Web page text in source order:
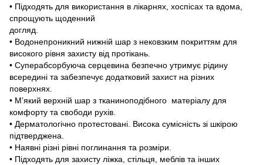
• Підходять для використання в лікарнях, хоспісах та вдома,
спрощують щоденний
догляд.
• Водонепроникний нижній шар з нековзким покриттям для
високого рівня захисту від протікань.
• Суперабсорбуюча серцевина безпечно утримує рідину
всередині та забезпечує додатковий захист на різних
поверхнях.
• М’який верхній шар з тканиноподібного матеріалу для
комфорту та свободи рухів.
• Дерматологічно протестовані. Висока сумісність зі шкірою
підтверджена.
• Наявні різні рівні поглинання та розміри.
• Підходять для захисту ліжка, стільця, меблів та інших